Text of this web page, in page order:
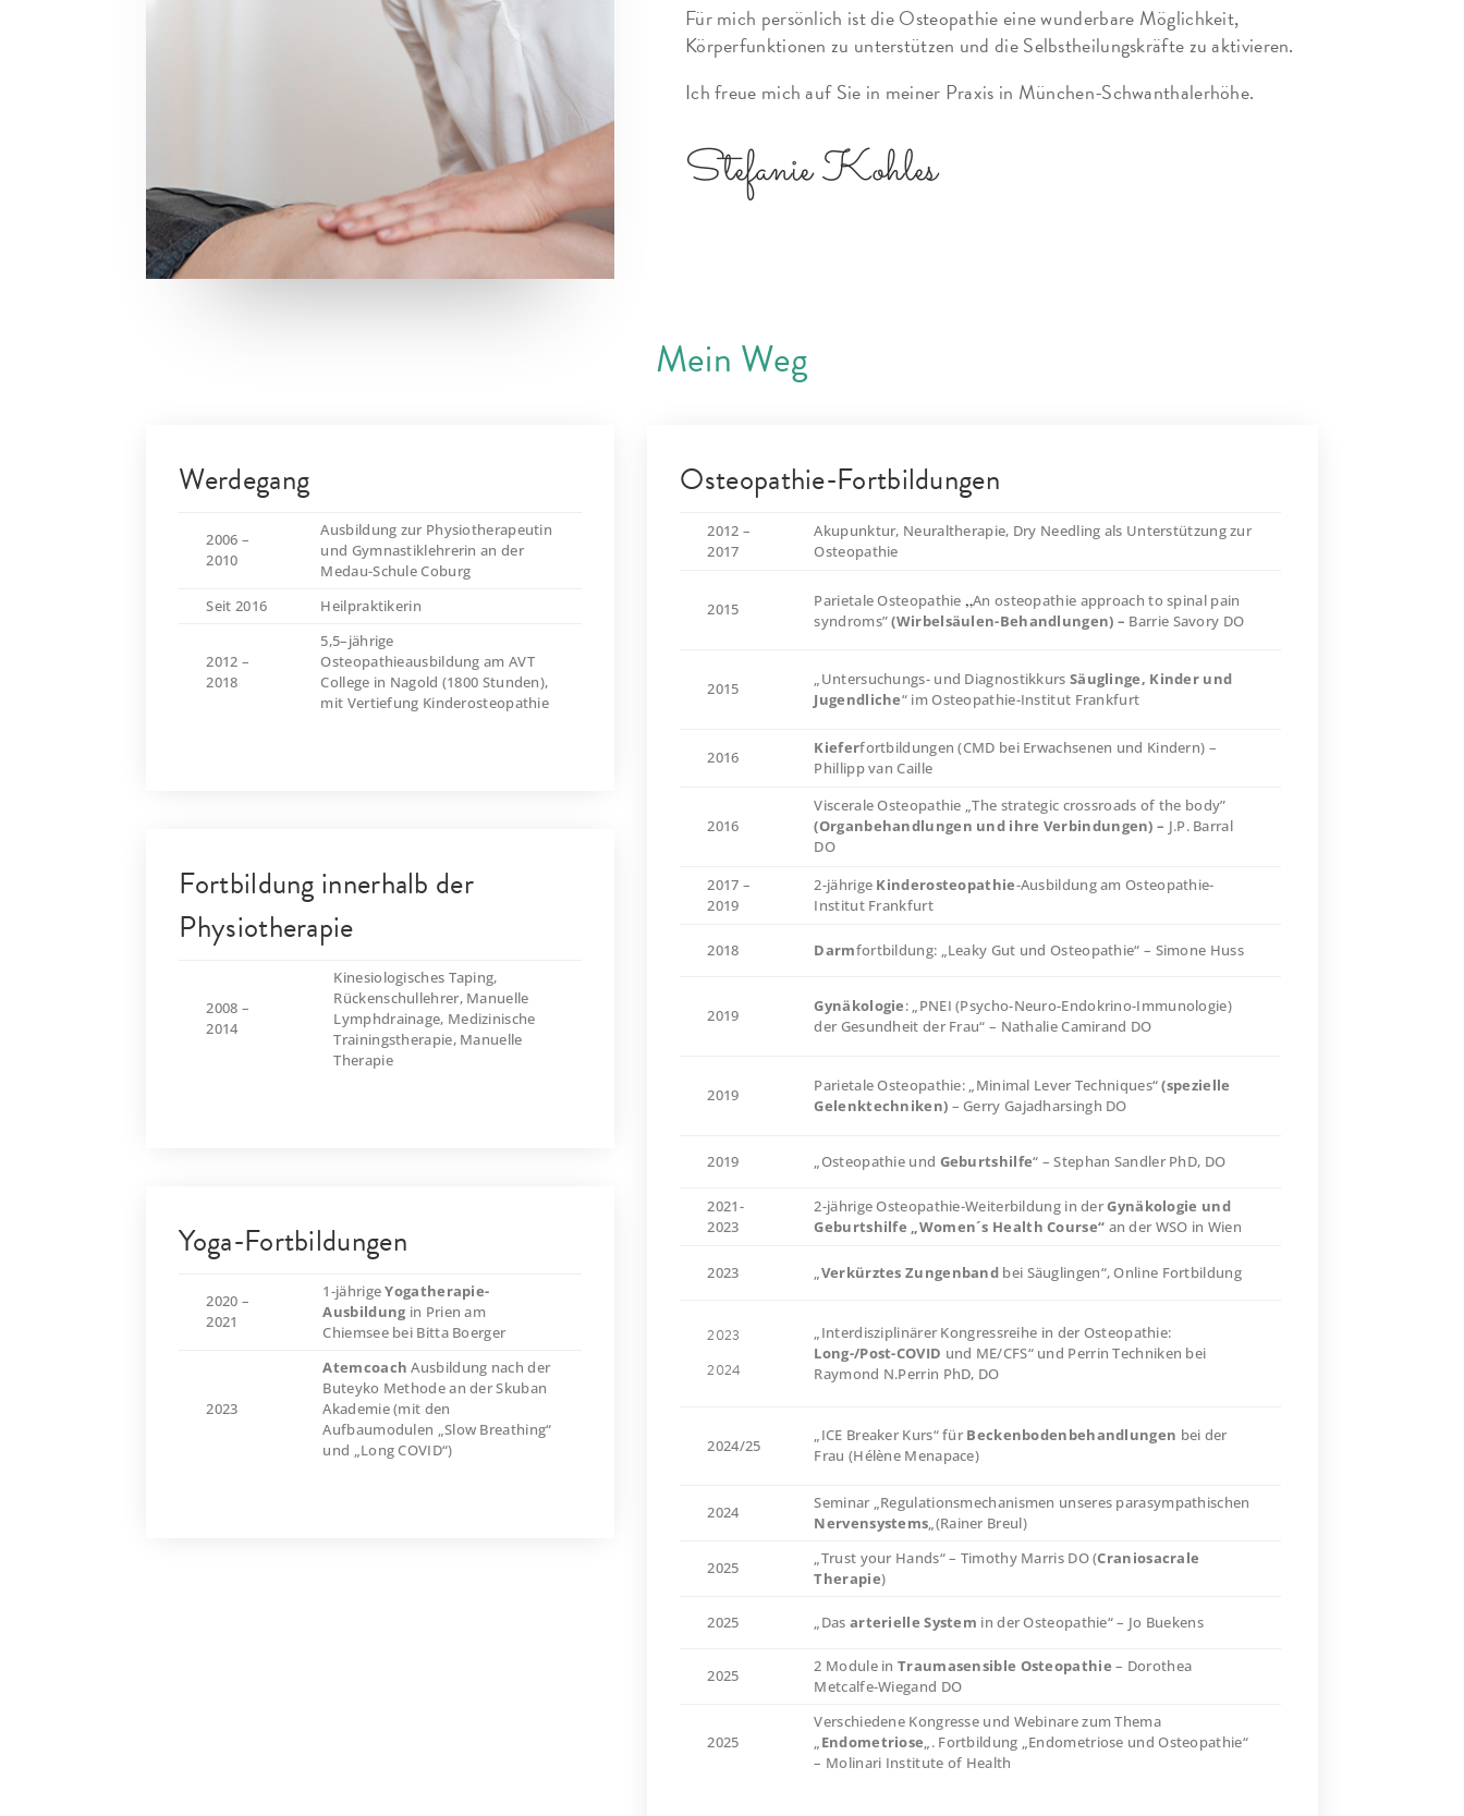
Für mich persönlich ist die Osteopathie eine wunderbare Möglichkeit,
Körperfunktionen zu unterstützen und die Selbstheilungskräfte zu aktivieren.
Ich freue mich auf Sie in meiner Praxis in München-Schwanthalerhöhe.
Stefanie Kohles
Mein Weg
Werdegang
2006 –
2010
Ausbildung zur Physiotherapeutin
und Gymnastiklehrerin an der
Medau-Schule Coburg
Seit 2016
Heilpraktikerin
2012 –
2018
5,5–jährige
Osteopathieausbildung am AVT
College in Nagold (1800 Stunden),
mit Vertiefung Kinderosteopathie
Fortbildung innerhalb der
Physiotherapie
2008 –
2014
Kinesiologisches Taping,
Rückenschullehrer, Manuelle
Lymphdrainage, Medizinische
Trainingstherapie, Manuelle
Therapie
Yoga-Fortbildungen
2020 –
2021
1-jährigeYogatherapie-
Ausbildung in Prien am
Chiemsee bei Bitta Boerger
2023
Atemcoach Ausbildung nach der
Buteyko Methode an der Skuban
Akademie (mit den
Aufbaumodulen „Slow Breathing“
und „Long COVID“)
Osteopathie-Fortbildungen
2012 –
2017
Akupunktur, Neuraltherapie, Dry Needling als Unterstützung zur
Osteopathie
2015 Parietale Osteopathie„An osteopathie approach to spinal pain
syndroms”(Wirbelsäulen-Behandlungen) – Barrie Savory DO
2015 „Untersuchungs- und Diagnostikkurs Säuglinge, Kinder und
Jugendliche“ im Osteopathie-Institut Frankfurt
2016 Kieferfortbildungen (CMD bei Erwachsenen und Kindern) –
Phillipp van Caille
2016
Viscerale Osteopathie „The strategic crossroads of the body”
(Organbehandlungen und ihre Verbindungen) – J.P. Barral
DO
2017 –
2019
2-jährige Kinderosteopathie-Ausbildung am Osteopathie-
Institut Frankfurt
2018 Darmfortbildung: „Leaky Gut und Osteopathie“ – Simone Huss
2019 Gynäkologie: „PNEI (Psycho-Neuro-Endokrino-Immunologie)
der Gesundheit der Frau“ – Nathalie Camirand DO
2019 Parietale Osteopathie: „Minimal Lever Techniques“(spezielle
Gelenktechniken) – Gerry Gajadharsingh DO
2019 „Osteopathie und Geburtshilfe“ – Stephan Sandler PhD, DO
2021-
2023
2-jährige Osteopathie-Weiterbildung in derGynäkologie und
Geburtshilfe „Women´s Health Course“ an der WSO in Wien
2023 „Verkürztes Zungenband bei Säuglingen“, Online Fortbildung
2023
2024
„Interdisziplinärer Kongressreihe in der Osteopathie:
Long-/Post-COVID und ME/CFS“ und Perrin Techniken bei
Raymond N.Perrin PhD, DO
2024/25
„ICE Breaker Kurs“ fürBeckenbodenbehandlungen bei der
Frau (Hélène Menapace)
2024
Seminar „Regulationsmechanismen unseres parasympathischen
Nervensystems„(Rainer Breul)
2025 „Trust your Hands“ – Timothy Marris DO (Craniosacrale
Therapie)
2025 „Das arterielle System in der Osteopathie“ – Jo Buekens
2025 2 Module inTraumasensible Osteopathie – Dorothea
Metcalfe-Wiegand DO
2025
Verschiedene Kongresse und Webinare zum Thema
„Endometriose„. Fortbildung „Endometriose und Osteopathie“
– Molinari Institute of Health